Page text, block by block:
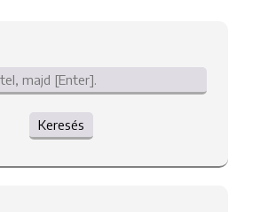
Keresés